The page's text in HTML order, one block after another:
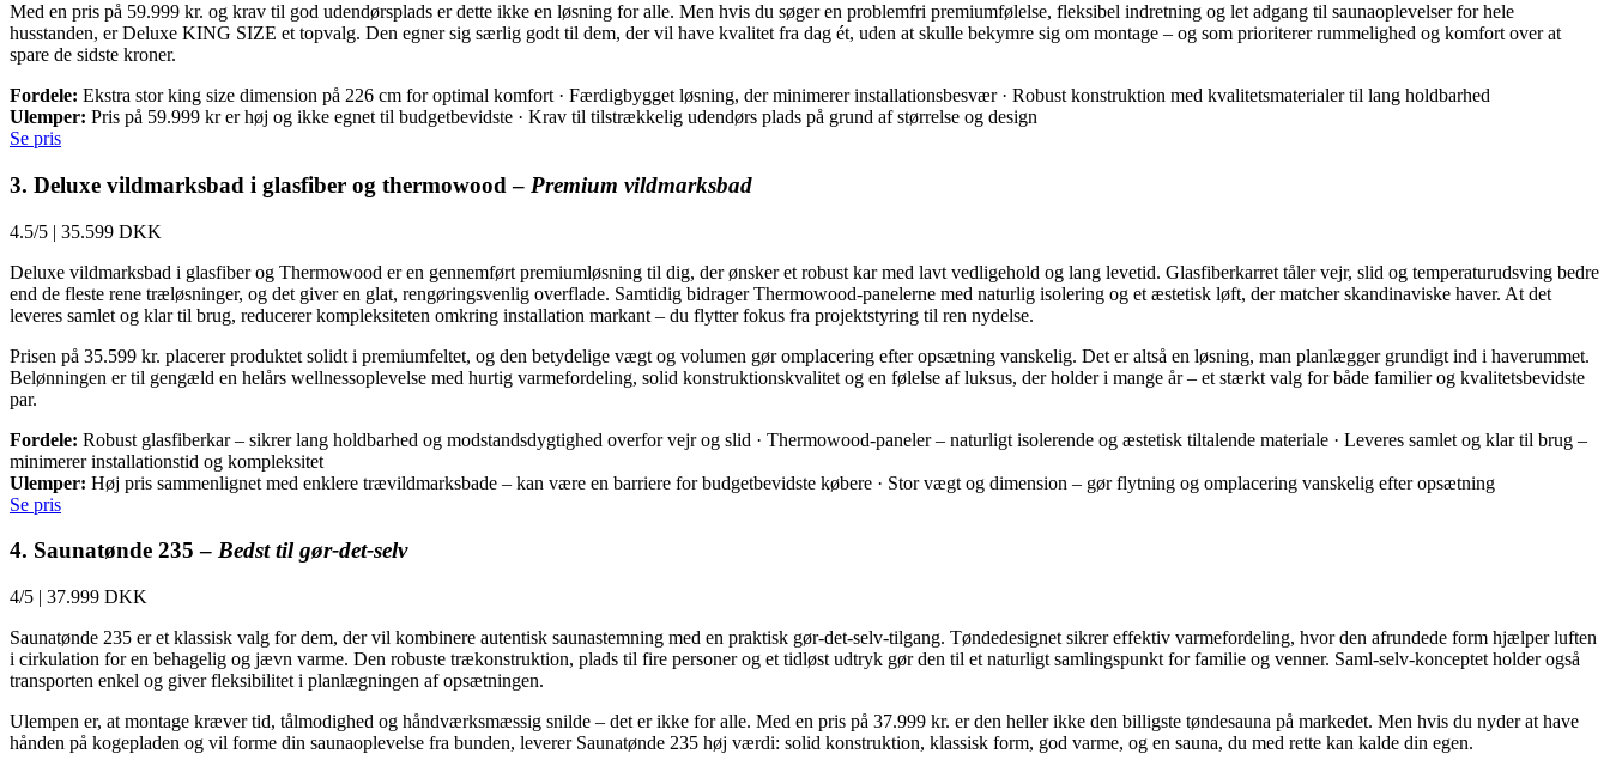
Med en pris på 59.999 kr. og krav til god udendørsplads er dette ikke en løsning for alle. Men hvis du søger en problemfri premiumfølelse, fleksibel indretning og let adgang til saunaoplevelser for hele
husstanden, er Deluxe KING SIZE et topvalg. Den egner sig særlig godt til dem, der vil have kvalitet fra dag ét, uden at skulle bekymre sig om montage – og som prioriterer rummelighed og komfort over at
spare de sidste kroner.
Fordele: Ekstra stor king size dimension på 226 cm for optimal komfort · Færdigbygget løsning, der minimerer installationsbesvær · Robust konstruktion med kvalitetsmaterialer til lang holdbarhed
Ulemper: Pris på 59.999 kr er høj og ikke egnet til budgetbevidste · Krav til tilstrækkelig udendørs plads på grund af størrelse og design
Se pris
3. Deluxe vildmarksbad i glasfiber og thermowood – Premium vildmarksbad
4.5/5 | 35.599 DKK
Deluxe vildmarksbad i glasfiber og Thermowood er en gennemført premiumløsning til dig, der ønsker et robust kar med lavt vedligehold og lang levetid. Glasfiberkarret tåler vejr, slid og temperaturudsving bedre
end de fleste rene træløsninger, og det giver en glat, rengøringsvenlig overflade. Samtidig bidrager Thermowood-panelerne med naturlig isolering og et æstetisk løft, der matcher skandinaviske haver. At det
leveres samlet og klar til brug, reducerer kompleksiteten omkring installation markant – du flytter fokus fra projektstyring til ren nydelse.
Prisen på 35.599 kr. placerer produktet solidt i premiumfeltet, og den betydelige vægt og volumen gør omplacering efter opsætning vanskelig. Det er altså en løsning, man planlægger grundigt ind i haverummet.
Belønningen er til gengæld en helårs wellnessoplevelse med hurtig varmefordeling, solid konstruktionskvalitet og en følelse af luksus, der holder i mange år – et stærkt valg for både familier og kvalitetsbevidste
par.
Fordele: Robust glasfiberkar – sikrer lang holdbarhed og modstandsdygtighed overfor vejr og slid · Thermowood-paneler – naturligt isolerende og æstetisk tiltalende materiale · Leveres samlet og klar til brug –
minimerer installationstid og kompleksitet
Ulemper: Høj pris sammenlignet med enklere trævildmarksbade – kan være en barriere for budgetbevidste købere · Stor vægt og dimension – gør flytning og omplacering vanskelig efter opsætning
Se pris
4. Saunatønde 235 – Bedst til gør-det-selv
4/5 | 37.999 DKK
Saunatønde 235 er et klassisk valg for dem, der vil kombinere autentisk saunastemning med en praktisk gør-det-selv-tilgang. Tøndedesignet sikrer effektiv varmefordeling, hvor den afrundede form hjælper luften
i cirkulation for en behagelig og jævn varme. Den robuste trækonstruktion, plads til fire personer og et tidløst udtryk gør den til et naturligt samlingspunkt for familie og venner. Saml-selv-konceptet holder også
transporten enkel og giver fleksibilitet i planlægningen af opsætningen.
Ulempen er, at montage kræver tid, tålmodighed og håndværksmæssig snilde – det er ikke for alle. Med en pris på 37.999 kr. er den heller ikke den billigste tøndesauna på markedet. Men hvis du nyder at have
hånden på kogepladen og vil forme din saunaoplevelse fra bunden, leverer Saunatønde 235 høj værdi: solid konstruktion, klassisk form, god varme, og en sauna, du med rette kan kalde din egen.